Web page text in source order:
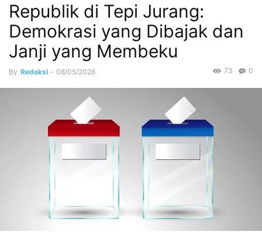
Republik di Tepi Jurang:
Demokrasi yang Dibajak dan
Janji yang Membeku
By Redaksi - 08/05/2026 0
73